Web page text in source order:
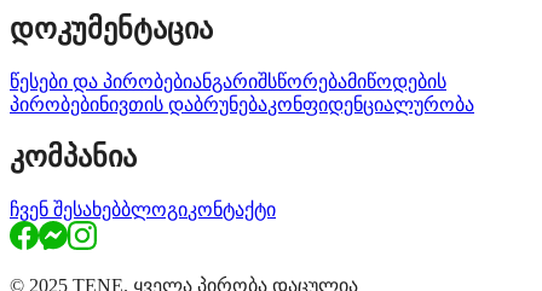
დოკუმენტაცია
წესები და პირობებიანგარიშსწორებამიწოდების
პირობებინივთის დაბრუნებაკონფიდენციალურობა
კომპანია
ჩვენ შესახებბლოგიკონტაქტი
© 2025 TENE. ყველა პირობა დაცულია